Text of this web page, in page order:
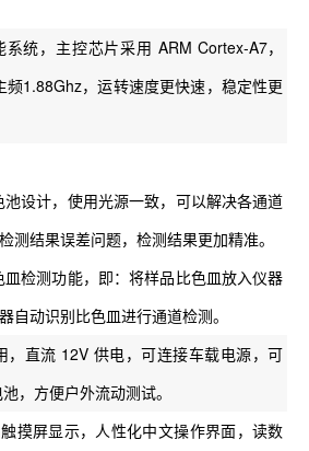
统，主控芯片采用 ARM Cortex-A7，
频1.88Ghz，运转速度更快速，稳定性更
设计，使用光源一致，可以解决各通道
测结果误差问题，检测结果更加精准。
检测功能，即：将样品比色皿放入仪器
自动识别比色皿进行通道检测。
，直流 12V 供电，可连接车载电源，可
，方便户外流动测试。
摸屏显示，人性化中文操作界面，读数